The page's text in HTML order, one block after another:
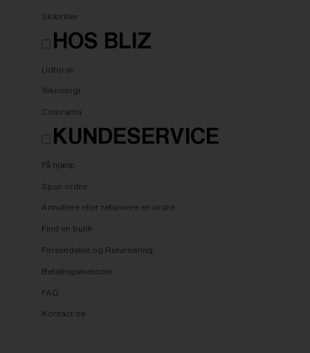
Skibriller
HOS BLIZ
Udforsk
Teknologi
Colorama
KUNDESERVICE
Få hjælp
Spor ordre
Annullere eller returnere en ordre
Find en butik
Forsendelse og Returnering
Betalingsmetoder
FAQ
Kontact os